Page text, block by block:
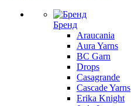
Бренд
Araucania
Aura Yarns
BC Garn
Drops
Casagrande
Cascade Yarns
Erika Knight